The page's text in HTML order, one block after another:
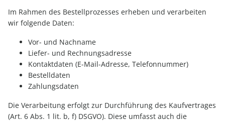
Im Rahmen des Bestellprozesses erheben und verarbeiten
wir folgende Daten:
Vor- und Nachname
Liefer- und Rechnungsadresse
Kontaktdaten (E-Mail-Adresse, Telefonnummer)
Bestelldaten
Zahlungsdaten
Die Verarbeitung erfolgt zur Durchführung des Kaufvertrages
(Art. 6 Abs. 1 lit. b, f) DSGVO). Diese umfasst auch die